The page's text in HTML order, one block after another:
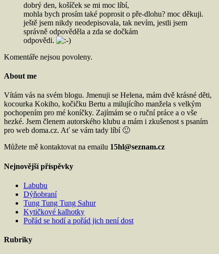
dobrý den, košíček se mi moc líbí,
mohla bych prosím také poprosit o pře-dlohu? moc děkuji.
ještě jsem nikdy neodepisovala, tak nevím, jestli jsem
správně odpověděla a zda se dočkám
odpovědi.
Komentáře nejsou povoleny.
About me
Vítám vás na svém blogu. Jmenuji se Helena, mám dvě krásné děti,
kocourka Kokiho, kočičku Bertu a milujícího manžela s velkým
pochopením pro mé koníčky. Zajímám se o ruční práce a o vše
hezké. Jsem členem autorského klubu a mám i zkušenost s psaním
pro web doma.cz. Ať se vám tady líbí 🙂
Můžete mě kontaktovat na emailu 15hl@seznam.cz
Nejnovější příspěvky
Labubu
Dýňobraní
Tung Tung Tung Sahur
Kytičkové kalhotky
Pořád se hodí a pořád jich není dost
Rubriky